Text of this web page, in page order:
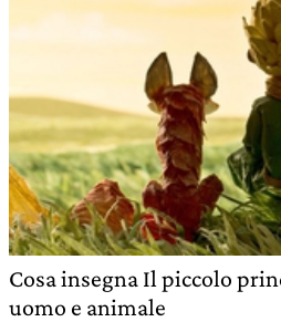
Cosa insegna Il piccolo
uomo e animale